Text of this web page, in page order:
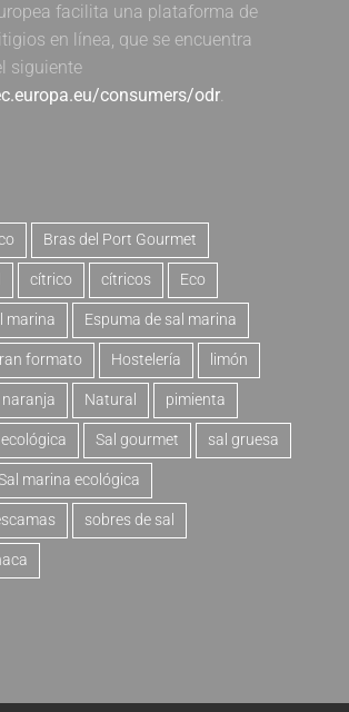
facilita una plataforma de
en línea, que se encuentra
siguiente
consumers/odr.
Bras del Port Gourmet
cítrico cítricos Eco
marina Espuma de sal marina
formato Hostelería limón
naranja Natural pimienta
Sal gourmet sal gruesa
marina ecológica
sobres de sal